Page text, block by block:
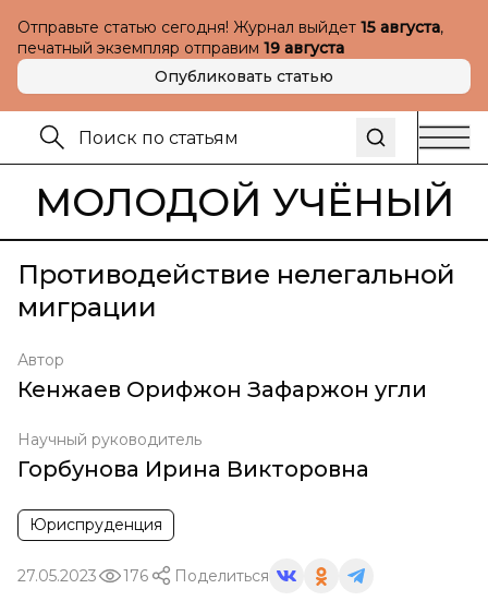
Отправьте статью сегодня! Журнал выйдет 15 августа,
печатный экземпляр отправим 19 августа
Опубликовать статью
МОЛОДОЙ УЧЁНЫЙ
Противодействие нелегальной
миграции
Автор
Кенжаев Орифжон Зафаржон угли
Научный руководитель
Горбунова Ирина Викторовна
Юриспруденция
27.05.2023 176 Поделиться